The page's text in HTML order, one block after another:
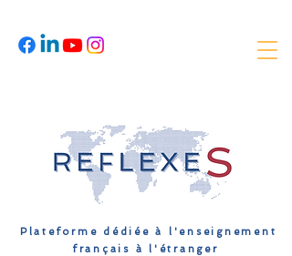
Plateforme dédiée à l'enseignement
français à l'étranger